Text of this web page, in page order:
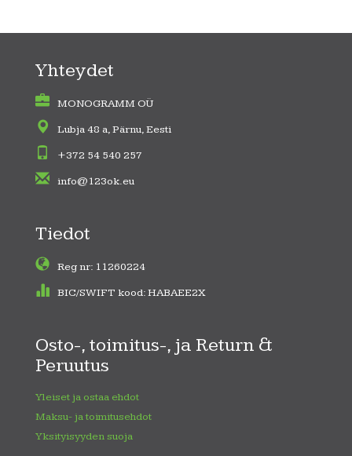
Yhteydet
MONOGRAMM OÜ
Lubja 48 a, Pärnu, Eesti
+372 54 540 257
info@123ok.eu
Tiedot
Reg nr: 11260224
BIC/SWIFT kood: HABAEE2X
Osto-, toimitus-, ja Return &
Peruutus
Yleiset ja ostaa ehdot
Maksu- ja toimitusehdot
Yksityisyyden suoja